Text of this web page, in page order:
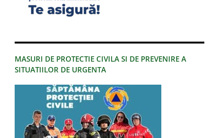
MASURI DE PROTECTIE CIVILA SI DE PREVENIRE A
SITUATIILOR DE URGENTA